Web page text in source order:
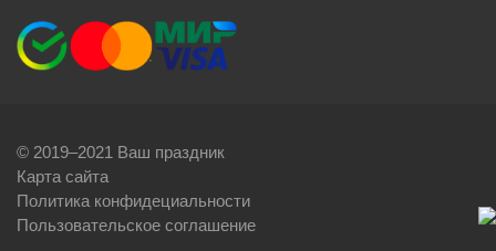
© 2019–2021 Ваш праздник
Карта сайта
Политика конфидециальности
Пользовательское соглашение